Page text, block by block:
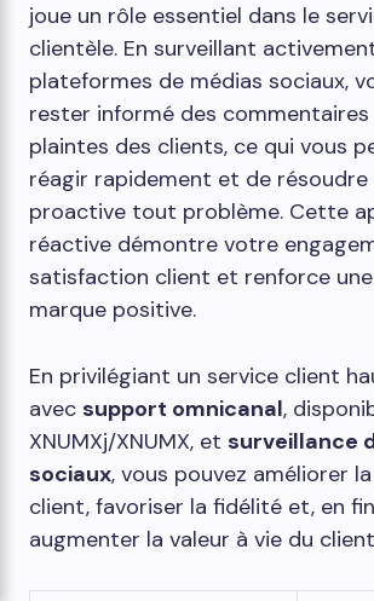
joue un rôle essentiel dans le
clientèle. En surveillant
plateformes de médias sociaux,
rester informé des
plaintes des clients, ce qui vous
réagir rapidement et de résoudre
proactive tout problème. Cette
réactive démontre votre
satisfaction client et renforce
marque positive.
En privilégiant un service client
avec support omnicanal,
XNUMXj/XNUMX, et surveillance
sociaux, vous pouvez améliorer
client, favoriser la fidélité et, en
augmenter la valeur à vie du